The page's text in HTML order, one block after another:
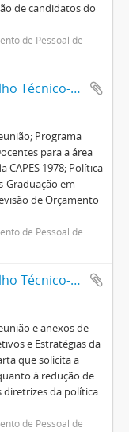
de candidatos do
de Pessoal de
24ª Reunião do Conselho Técnico-Administrativo
Programa
para a área
1978; Política
Graduação em
de Orçamento
de Pessoal de
25ª Reunião do Conselho Técnico-Administrativo
e anexos de
e Estratégias da
que solicita a
à redução de
diretrizes da política
de Pessoal de